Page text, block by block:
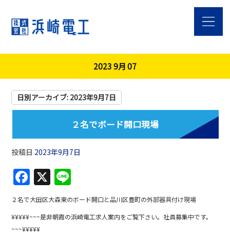
2023 9月 07
日別アーカイブ: 2023年9月7日
２名でボード開口現場
投稿日 2023年9月7日
F
a
c
e
X
n
e
２名で大田区大森東のボード開口と品川区豊町の外部器具付け現場
¥¥¥¥¥~~~是非朝霞の浜崎電工求人案内をご覧下さい。社員募集中です。
~~~¥¥¥¥¥